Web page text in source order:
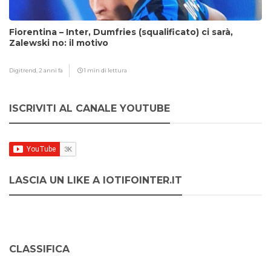
Fiorentina – Inter, Dumfries (squalificato) ci sarà,
Zalewski no: il motivo
Digitrend, 2 anni fa 1 min di lettura
ISCRIVITI AL CANALE YOUTUBE
LASCIA UN LIKE A IOTIFOINTER.IT
CLASSIFICA